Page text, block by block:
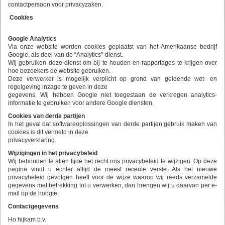
contactpersoon voor privacyzaken.
Cookies
Google Analytics
Via onze website worden cookies geplaatst van het Amerikaanse bedrijf
Google, als deel van de “Analytics”-dienst.
Wij gebruiken deze dienst om bij te houden en rapportages te krijgen over
hoe bezoekers de website gebruiken.
Deze verwerker is mogelijk verplicht op grond van geldende wet- en
regelgeving inzage te geven in deze
gegevens. Wij hebben Google niet toegestaan de verkregen analytics-
informatie te gebruiken voor andere Google diensten.
Cookies van derde partijen
In het geval dat softwareoplossingen van derde partijen gebruik maken van
cookies is dit vermeld in deze
privacyverklaring.
Wijzigingen in het privacybeleid
Wij behouden te allen tijde het recht ons privacybeleid te wijzigen. Op deze
pagina vindt u echter altijd de meest recente versie. Als het nieuwe
privacybeleid gevolgen heeft voor de wijze waarop wij reeds verzamelde
gegevens met betrekking tot u verwerken, dan brengen wij u daarvan per e-
mail op de hoogte.
Contactgegevens
Ho hijkam b.v.